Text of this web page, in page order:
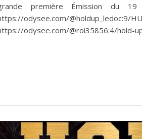
première Émission du
odysee.com/
odysee.com/@roi35856:4/hold-